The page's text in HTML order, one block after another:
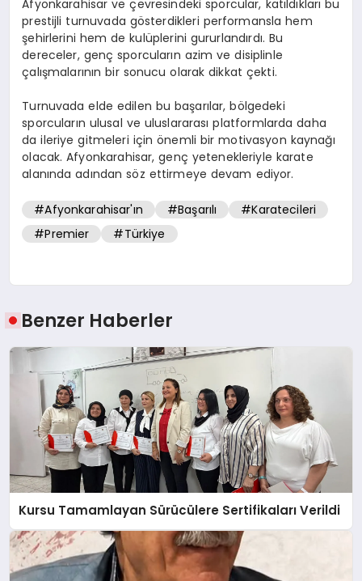
Afyonkarahisar ve çevresindeki sporcular, katıldıkları bu
prestijli turnuvada gösterdikleri performansla hem
şehirlerini hem de kulüplerini gururlandırdı. Bu
dereceler, genç sporcuların azim ve disiplinle
çalışmalarının bir sonucu olarak dikkat çekti.
Turnuvada elde edilen bu başarılar, bölgedeki
sporcuların ulusal ve uluslararası platformlarda daha
da ileriye gitmeleri için önemli bir motivasyon kaynağı
olacak. Afyonkarahisar, genç yetenekleriyle karate
alanında adından söz ettirmeye devam ediyor.
#Afyonkarahisar'ın #Başarılı
#Karatecileri
#Premier
#Türkiye
Benzer Haberler
Kursu Tamamlayan Sürücülere Sertifikaları Verildi